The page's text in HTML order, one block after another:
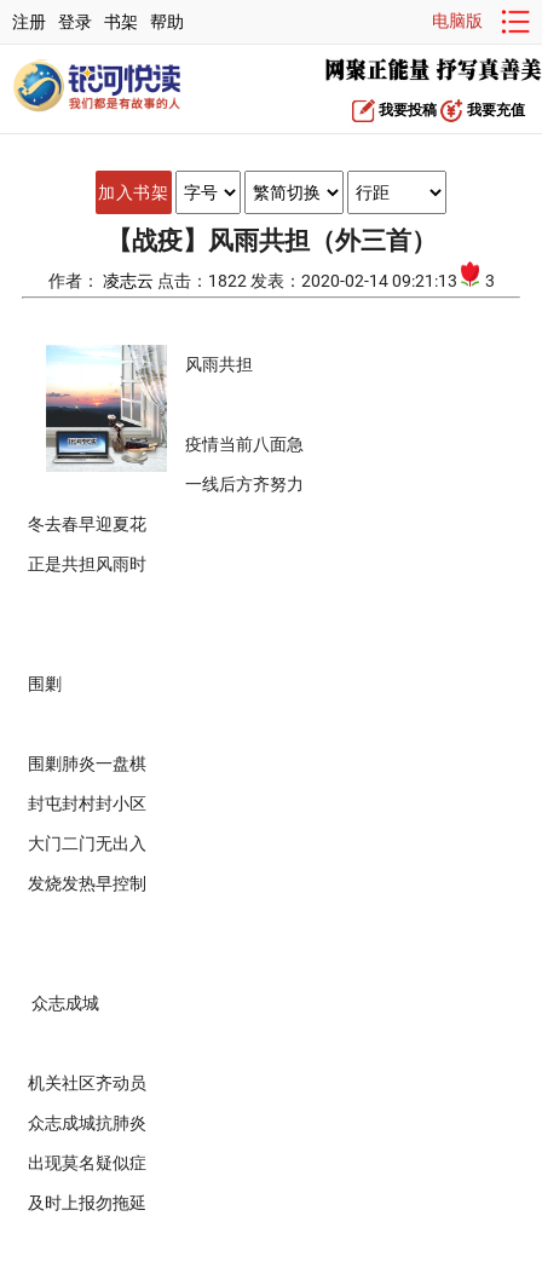
注册 登录 书架 帮助 电脑版
我要投稿 我要充值
加入书架
【战疫】风雨共担（外三首）
作者： 凌志云 点击：1822 发表：2020-02-14 09:21:13 3
风雨共担
疫情当前八面急
一线后方齐努力
冬去春早迎夏花
正是共担风雨时
围剿
围剿肺炎一盘棋
封屯封村封小区
大门二门无出入
发烧发热早控制
众志成城
机关社区齐动员
众志成城抗肺炎
出现莫名疑似症
及时上报勿拖延